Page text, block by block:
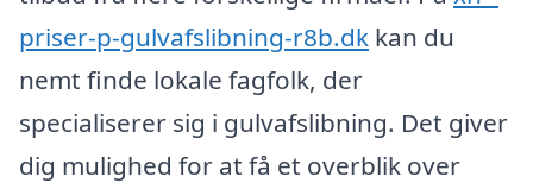
priser-p-gulvafslibning-r8b.dk kan du
nemt finde lokale fagfolk, der
specialiserer sig i gulvafslibning. Det giver
dig mulighed for at få et overblik over